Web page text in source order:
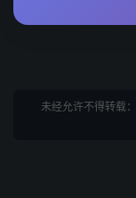
未经允许不得转载：